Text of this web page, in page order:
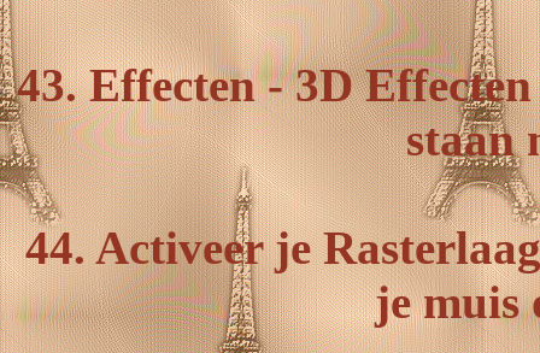
43. Effecten - 3D
staan
44. Activeer je
je muis